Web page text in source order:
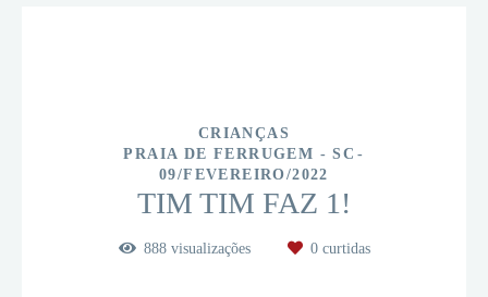
CRIANÇAS
PRAIA DE FERRUGEM - SC
09/FEVEREIRO/2022
TIM TIM FAZ 1!
888visualizações 0curtidas